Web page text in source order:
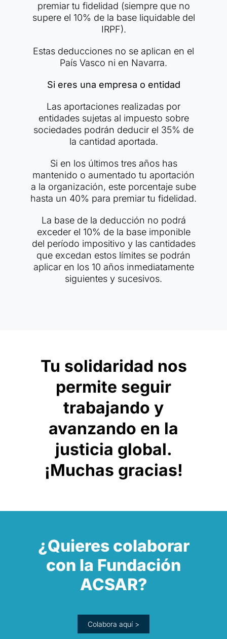
premiar tu fidelidad (siempre que no
supere el 10% de la base liquidable del
IRPF).
Estas deducciones no se aplican en el
País Vasco ni en Navarra.
Si eres una empresa o entidad
Las aportaciones realizadas por
entidades sujetas al impuesto sobre
sociedades podrán deducir el 35% de
la cantidad aportada.
Si en los últimos tres años has
mantenido o aumentado tu aportación
a la organización, este porcentaje sube
hasta un 40% para premiar tu fidelidad.
La base de la deducción no podrá
exceder el 10% de la base imponible
del período impositivo y las cantidades
que excedan estos límites se podrán
aplicar en los 10 años inmediatamente
siguientes y sucesivos.
Tu solidaridad nos
permite seguir
trabajando y
avanzando en la
justicia global.
¡Muchas gracias!
¿Quieres colaborar
con la Fundación
ACSAR?
Colabora aquí >